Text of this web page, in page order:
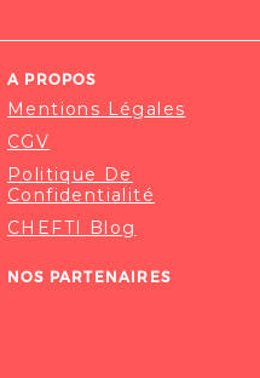
A PROPOS
Mentions Légales
CGV
Politique De
Confidentialité
CHEFTI Blog
NOS PARTENAIRES